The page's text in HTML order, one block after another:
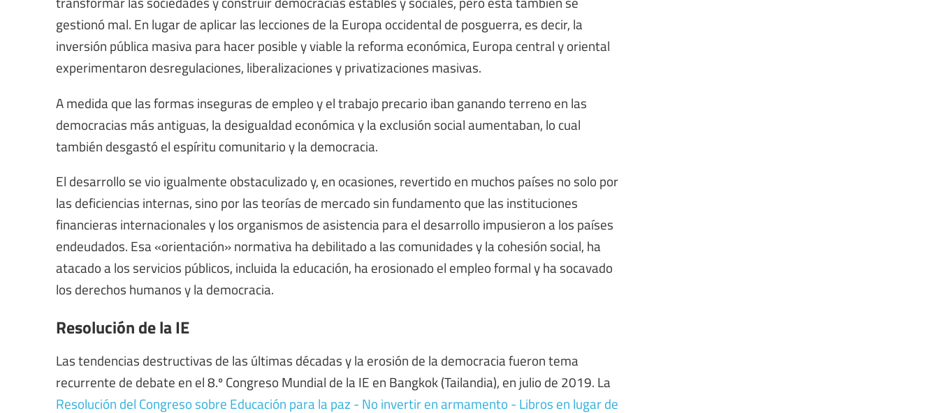
gestionó mal. En lugar de aplicar las lecciones de la Europa occidental de posguerra, es decir, la
inversión pública masiva para hacer posible y viable la reforma económica, Europa central y oriental
experimentaron desregulaciones, liberalizaciones y privatizaciones masivas.
A medida que las formas inseguras de empleo y el trabajo precario iban ganando terreno en las
democracias más antiguas, la desigualdad económica y la exclusión social aumentaban, lo cual
también desgastó el espíritu comunitario y la democracia.
El desarrollo se vio igualmente obstaculizado y, en ocasiones, revertido en muchos países no solo por
las deficiencias internas, sino por las teorías de mercado sin fundamento que las instituciones
financieras internacionales y los organismos de asistencia para el desarrollo impusieron a los países
endeudados. Esa «orientación» normativa ha debilitado a las comunidades y la cohesión social, ha
atacado a los servicios públicos, incluida la educación, ha erosionado el empleo formal y ha socavado
los derechos humanos y la democracia.
Resolución de la IE
Las tendencias destructivas de las últimas décadas y la erosión de la democracia fueron tema
recurrente de debate en el 8.º Congreso Mundial de la IE en Bangkok (Tailandia), en julio de 2019. La
Resolución del Congreso sobre Educación para la paz - No invertir en armamento - Libros en lugar de